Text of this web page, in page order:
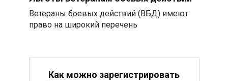
Ветераны боевых действий (ВБД) имеют
право на широкий перечень
Как можно зарегистрировать